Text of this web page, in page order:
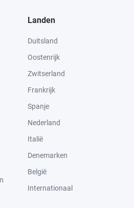
Landen
Duitsland
Oostenrijk
Zwitserland
Frankrijk
Spanje
Nederland
Italië
Denemarken
België
Internationaal